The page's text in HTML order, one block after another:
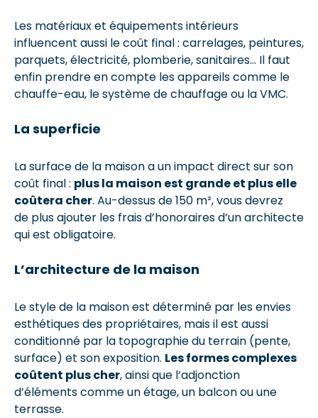
Les matériaux et équipements intérieurs
influencent aussi le coût final : carrelages, peintures,
parquets, électricité, plomberie, sanitaires… Il faut
enfin prendre en compte les appareils comme le
chauffe-eau, le système de chauffage ou la VMC.
La superficie
La surface de la maison a un impact direct sur son
coût final : plus la maison est grande et plus elle
coûtera cher. Au-dessus de 150 m², vous devrez
de plus ajouter les frais d’honoraires d’un architecte
qui est obligatoire.
L’architecture de la maison
Le style de la maison est déterminé par les envies
esthétiques des propriétaires, mais il est aussi
conditionné par la topographie du terrain (pente,
surface) et son exposition. Les formes complexes
coûtent plus cher, ainsi que l’adjonction
d’éléments comme un étage, un balcon ou une
terrasse.